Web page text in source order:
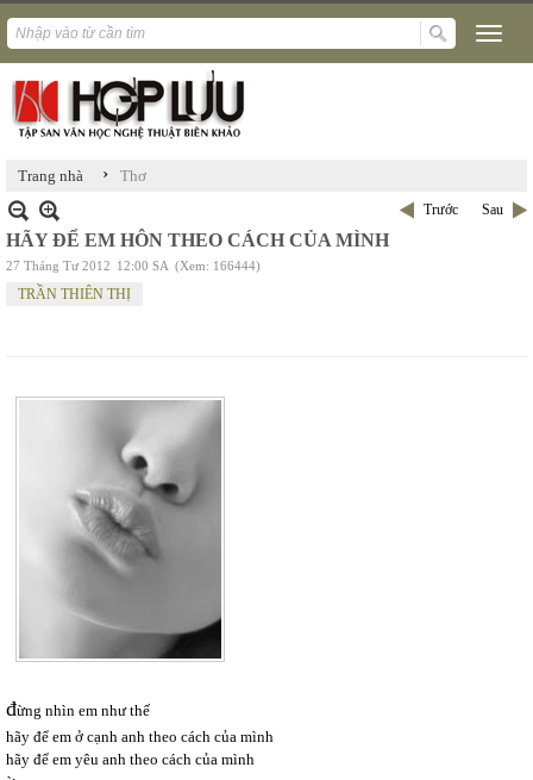
Trang nhà › Thơ
Trước Sau
HÃY ĐỂ EM HÔN THEO CÁCH CỦA MÌNH
27 Tháng Tư 2012 12:00 SA (Xem: 166444)
TRẦN THIÊN THỊ
đừng nhìn em như thế
hãy để em ở cạnh anh theo cách của mình
hãy để em yêu anh theo cách của mình